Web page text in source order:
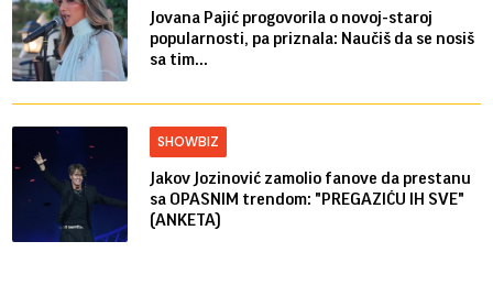
Jovana Pajić progovorila o novoj-staroj
popularnosti, pa priznala: Naučiš da se nosiš
sa tim...
SHOWBIZ
Jakov Jozinović zamolio fanove da prestanu
sa OPASNIM trendom: "PREGAZIĆU IH SVE"
(ANKETA)